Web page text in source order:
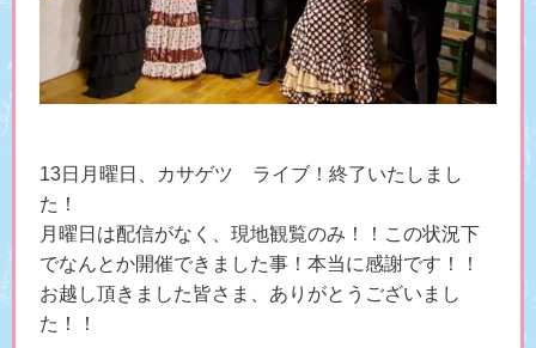
13日月曜日、カサゲツ ライブ！終了いたしまし
た！
月曜日は配信がなく、現地観覧のみ！！この状況下
でなんとか開催できました事！本当に感謝です！！
お越し頂きました皆さま、ありがとうございまし
た！！